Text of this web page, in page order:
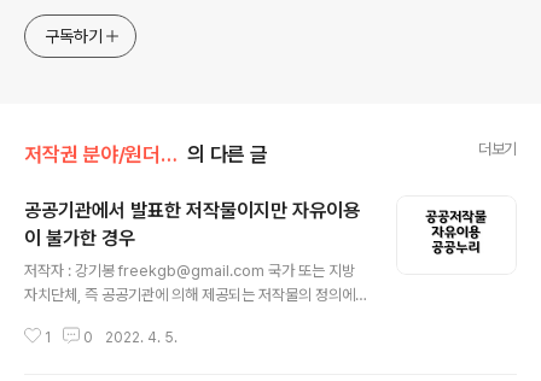
구독하기
저작권 분야/원더풀 저작권법 의 다른 글 더보기
공공기관에서 발표한 저작물이지만 자유이용
이 불가한 경우
저작자 : 강기봉 freekgb@gmail.com 국가 또는 지방
자치단체, 즉 공공기관에 의해 제공되는 저작물의 정의에
보호의 대상이 됩니다. 이에 대해 저작권법은 공공저작물
1 0 2022. 4. 5.